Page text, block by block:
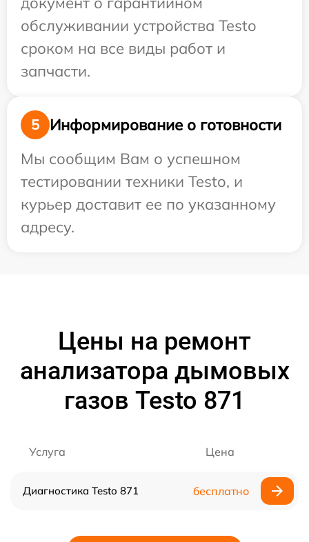
обслуживании устройства Testo
сроком на все виды работ и
запчасти.
5
Информирование о готовности
Мы сообщим Вам о успешном
тестировании техники Testo, и
курьер доставит ее по указанному
адресу.
Цены на ремонт
анализатора дымовых
газов Testo 871
Услуга Цена
Диагностика Testo 871 бесплатно